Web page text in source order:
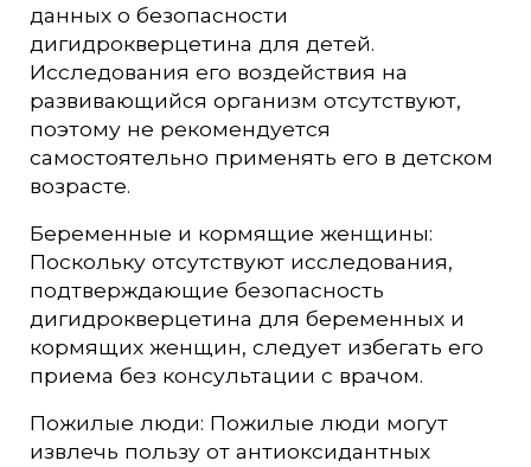
данных о безопасности
дигидрокверцетина для детей.
Исследования его воздействия на
развивающийся организм отсутствуют,
поэтому не рекомендуется
самостоятельно применять его в детском
возрасте.
Беременные и кормящие женщины:
Поскольку отсутствуют исследования,
подтверждающие безопасность
дигидрокверцетина для беременных и
кормящих женщин, следует избегать его
приема без консультации с врачом.
Пожилые люди: Пожилые люди могут
извлечь пользу от антиоксидантных